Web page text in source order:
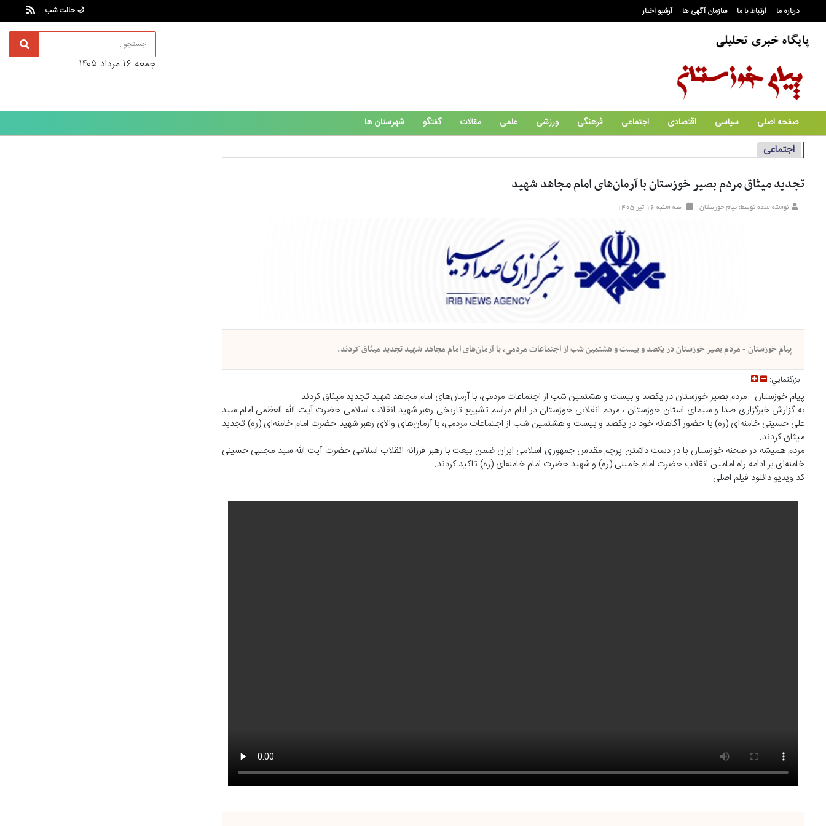
درباره ما ارتباط با ما سازمان آگهی ها آرشیو اخبار 🌙 حالت شب
جمعه ۱۶ مرداد ۱۴۰۵
صفحه اصلی سیاسی اقتصادی اجتماعی فرهنگی ورزشی علمی مقالات گفتگو شهرستان ها
اجتماعی
تجدید میثاق مردم بصیر خوزستان با آرمان‌های امام مجاهد شهید
نوشته شده توسط: پیام خوزستان سه شنبه ۱۶ تير ۱۴۰۵
پیام خوزستان - مردم بصیر خوزستان در یکصد و بیست و هشتمین شب از اجتماعات مردمی، با آرمان‌های امام مجاهد شهید تجدید میثاق کردند.
بزرگنمايي:
پیام خوزستان - مردم بصیر خوزستان در یکصد و بیست و هشتمین شب از اجتماعات مردمی، با آرمان‌های امام مجاهد شهید تجدید میثاق کردند.
به گزارش خبرگزاری صدا و سیمای استان خوزستان ، مردم انقلابی خوزستان در ایام مراسم تشییع تاریخی رهبر شهید انقلاب اسلامی حضرت آیت الله العظمی امام سید
علی حسینی خامنه‌ای (ره) با حضور آگاهانه خود در یکصد و بیست و هشتمین شب از اجتماعات مردمی، با آرمان‌های والای رهبر شهید حضرت امام خامنه‌ای (ره) تجدید
میثاق کردند.
مردم همیشه در صحنه خوزستان با در دست داشتن پرچم مقدس جمهوری اسلامی ایران ضمن بیعت با رهبر فرزانه انقلاب اسلامی حضرت آیت الله سید مجتبی حسینی
خامنه‌ای بر ادامه راه امامین انقلاب حضرت امام خمینی (ره) و شهید حضرت امام خامنه‌ای (ره) تاکید کردند.
کد ویدیو دانلود فیلم اصلی